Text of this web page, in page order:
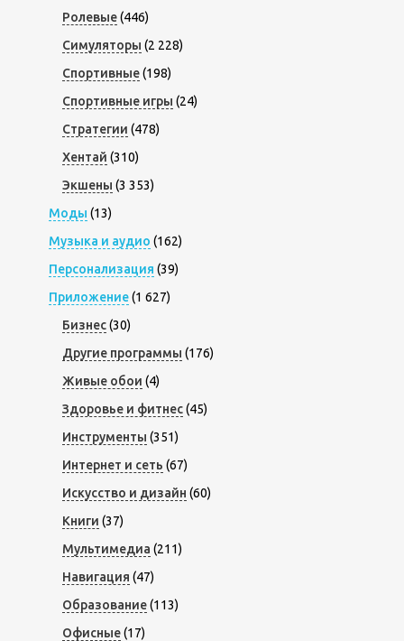
Ролевые(446)
Симуляторы (2 228)
Спортивные(198)
Спортивные игры (24)
Стратегии (478)
Хентай (310)
Экшены (3 353)
Моды (13)
Музыка и аудио (162)
Персонализация (39)
Приложение(1 627)
Бизнес(30)
Другие программы (176)
Живые обои (4)
Здоровье и фитнес(45)
Инструменты (351)
Интернет и сеть (67)
Искусство и дизайн (60)
Книги (37)
Мультимедиа (211)
Навигация (47)
Образование(113)
Офисные(17)